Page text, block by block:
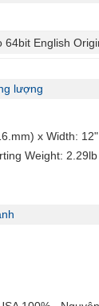
64bit English
lượng
x Width:
Weight: